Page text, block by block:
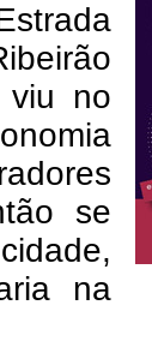
viu no
se
na